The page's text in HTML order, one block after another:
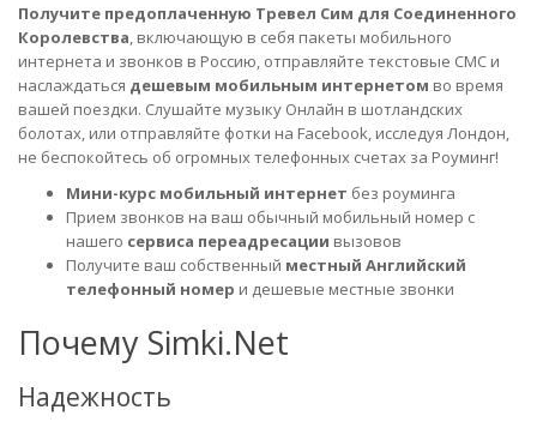
Получите предоплаченную Тревел Сим для Соединенного
Королевства , включающую в себя пакеты мобильного
интернета и звонков в Россию, отправляйте текстовые СМС и
наслаждаться дешевым мобильным интернетом во время
вашей поездки. Слушайте музыку Онлайн в шотландских
болотах, или отправляйте фотки на Facebook, исследуя Лондон,
не беспокойтесь об огромных телефонных счетах за Роуминг!
Мини-курс мобильный интернет без роуминга
Прием звонков на ваш обычный мобильный номер с
нашего сервиса переадресации вызовов
Получите ваш собственный местный Английский
телефонный номер и дешевые местные звонки
Почему Simki.Net
Надежность